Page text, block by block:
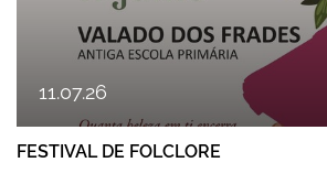
11.07.26
FESTIVAL DE FOLCLORE